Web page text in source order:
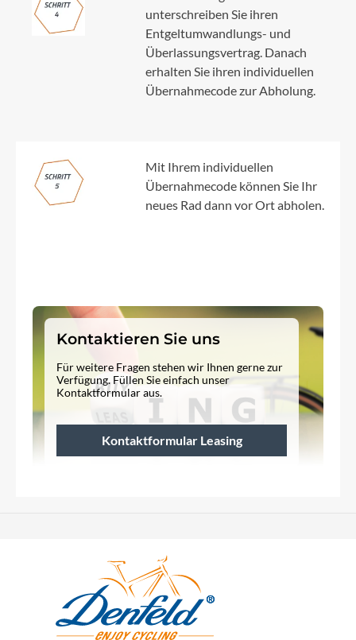
unterschreiben Sie ihren
Entgeltumwandlungs- und
Überlassungsvertrag. Danach
erhalten Sie ihren individuellen
Übernahmecode zur Abholung.
Mit Ihrem individuellen
Übernahmecode können Sie Ihr
neues Rad dann vor Ort abholen.
Kontaktieren Sie uns
Für weitere Fragen stehen wir Ihnen gerne zur
Verfügung. Füllen Sie einfach unser
Kontaktformular aus.
Kontaktformular Leasing